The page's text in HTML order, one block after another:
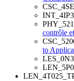
contrôle
to